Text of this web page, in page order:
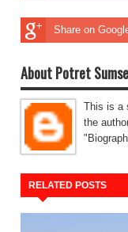
Share on
About Potret
This is a
the
RELATED POSTS